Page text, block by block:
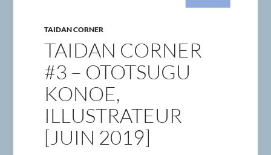
TAIDAN CORNER
TAIDAN CORNER
#3 – OTOTSUGU
KONOE,
ILLUSTRATEUR
[JUIN 2019]